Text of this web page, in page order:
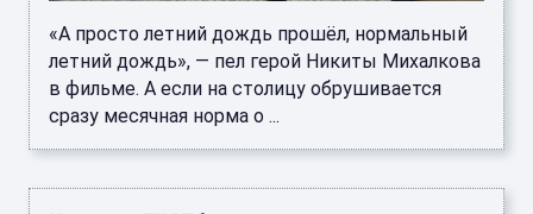
«А просто летний дождь прошёл, нормальный
летний дождь», — пел герой Никиты Михалкова
в фильме. А если на столицу обрушивается
сразу месячная норма о ...